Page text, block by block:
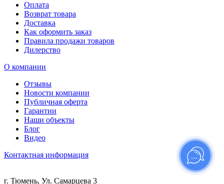
Оплата
Возврат товара
Доставка
Как оформить заказ
Правила продажи товаров
Дилерство
О компании
Отзывы
Новости компании
Публичная оферта
Гарантии
Наши объекты
Блог
Видео
Контактная информация
г. Тюмень, Ул. Самарцева 3